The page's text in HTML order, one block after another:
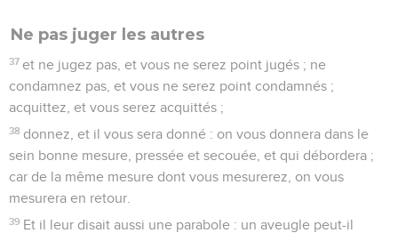
Ne pas juger les autres
37 et ne jugez pas, et vous ne serez point jugés ; ne
condamnez pas, et vous ne serez point condamnés ;
acquittez, et vous serez acquittés ;
38 donnez, et il vous sera donné : on vous donnera dans le
sein bonne mesure, pressée et secouée, et qui débordera ;
car de la même mesure dont vous mesurerez, on vous
mesurera en retour.
39 Et il leur disait aussi une parabole : un aveugle peut-il